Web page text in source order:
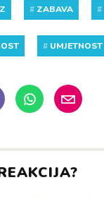
# ZABAVA #
# UMJETNOST